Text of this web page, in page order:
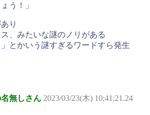
う！」
り
、みたいな謎のノリがある
」とかいう謎すぎるワードすら発生
無しさん 2023/03/23(木) 10:41:21.24